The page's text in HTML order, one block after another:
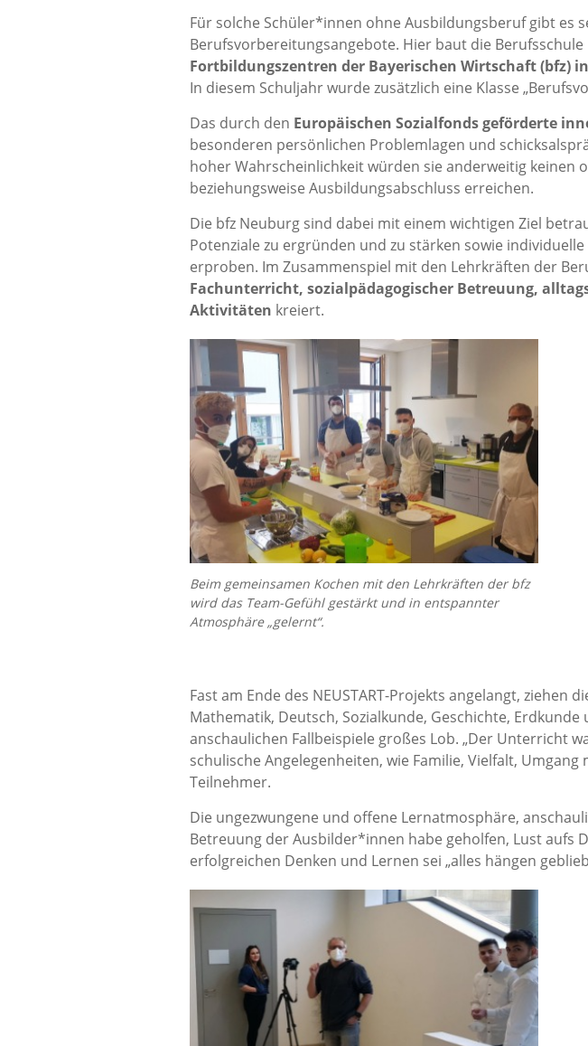
Für solche Schüler*innen ohne Ausbildungsberuf gibt es
Berufsvorbereitungsangebote. Hier baut die Berufsschule
Fortbildungszentren der Bayerischen Wirtschaft (bfz)
In diesem Schuljahr wurde zusätzlich eine Klasse
Das durch den Europäischen Sozialfonds geförderte
besonderen persönlichen Problemlagen und
hoher Wahrscheinlichkeit würden sie anderweitig
beziehungsweise Ausbildungsabschluss erreichen.
Die bfz Neuburg sind dabei mit einem wichtigen Ziel
Potenziale zu ergründen und zu stärken sowie
erproben. Im Zusammenspiel mit den Lehrkräften der
Fachunterricht, sozialpädagogischer Betreuung,
Aktivitäten kreiert.
Beim gemeinsamen Kochen mit den Lehrkräften der bfz
wird das Team-Gefühl gestärkt und in entspannter
Atmosphäre „gelernt“.
Fast am Ende des NEUSTART-Projekts angelangt, ziehen
Mathematik, Deutsch, Sozialkunde, Geschichte,
anschaulichen Fallbeispiele großes Lob. „Der Unterricht
schulische Angelegenheiten, wie Familie, Vielfalt,
Teilnehmer.
Die ungezwungene und offene Lernatmosphäre,
Betreuung der Ausbilder*innen habe geholfen, Lust aufs
erfolgreichen Denken und Lernen sei „alles hängen